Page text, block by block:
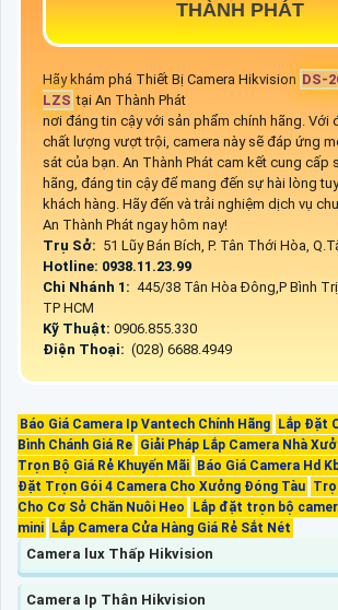
THÀNH PHÁT
Hãy khám phá Thiết Bị Camera Hikvision DS-
LZS tại An Thành Phát
nơi đáng tin cậy với sản phẩm chính hãng. Với
chất lượng vượt trội, camera này sẽ đáp ứng
sát của bạn. An Thành Phát cam kết cung cấp
hãng, đáng tin cậy để mang đến sự hài lòng
khách hàng. Hãy đến và trải nghiệm dịch vụ
An Thành Phát ngay hôm nay!
Trụ Sở: 51 Lũy Bán Bích, P. Tân Thới Hòa,
Hotline: 0938.11.23.99
Chi Nhánh 1: 445/38 Tân Hòa Đông,P Bình
TP HCM
Kỹ Thuật: 0906.855.330
Điện Thoại: (028) 6688.4949
Báo Giá Camera Ip Vantech Chính Hãng Lắp Đặt
Bình Chánh Giá Re Giải Pháp Lắp Camera Nhà
Trọn Bộ Giá Rẻ Khuyến Mãi Báo Giá Camera Hd
Đặt Trọn Gói 4 Camera Cho Xưởng Đóng Tàu
Cho Cơ Sở Chăn Nuôi Heo
Lắp đặt trọn bộ
mini Lắp Camera Cửa Hàng Giá Rẻ Sắt Nét
Camera lux Thấp Hikvision
Camera Ip Thân Hikvision